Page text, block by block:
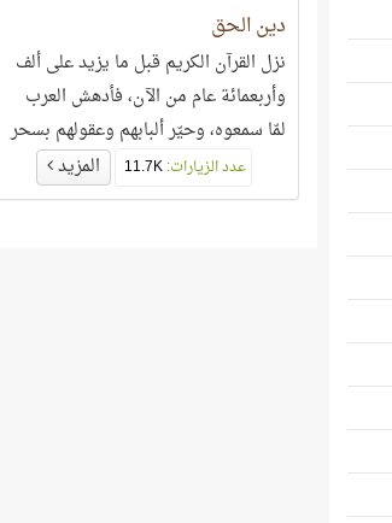
دين الحق
نزل القرآن الكريم قبل ما يزيد على ألف
وأربعمائة عام من الآن، فأدهش العرب
لمّا سمعوه، وحيّر ألبابهم وعقولهم بسحر
بيانه، ودقّة ائتلاف ألفاظه، ...
عدد الزيارات: المزيد